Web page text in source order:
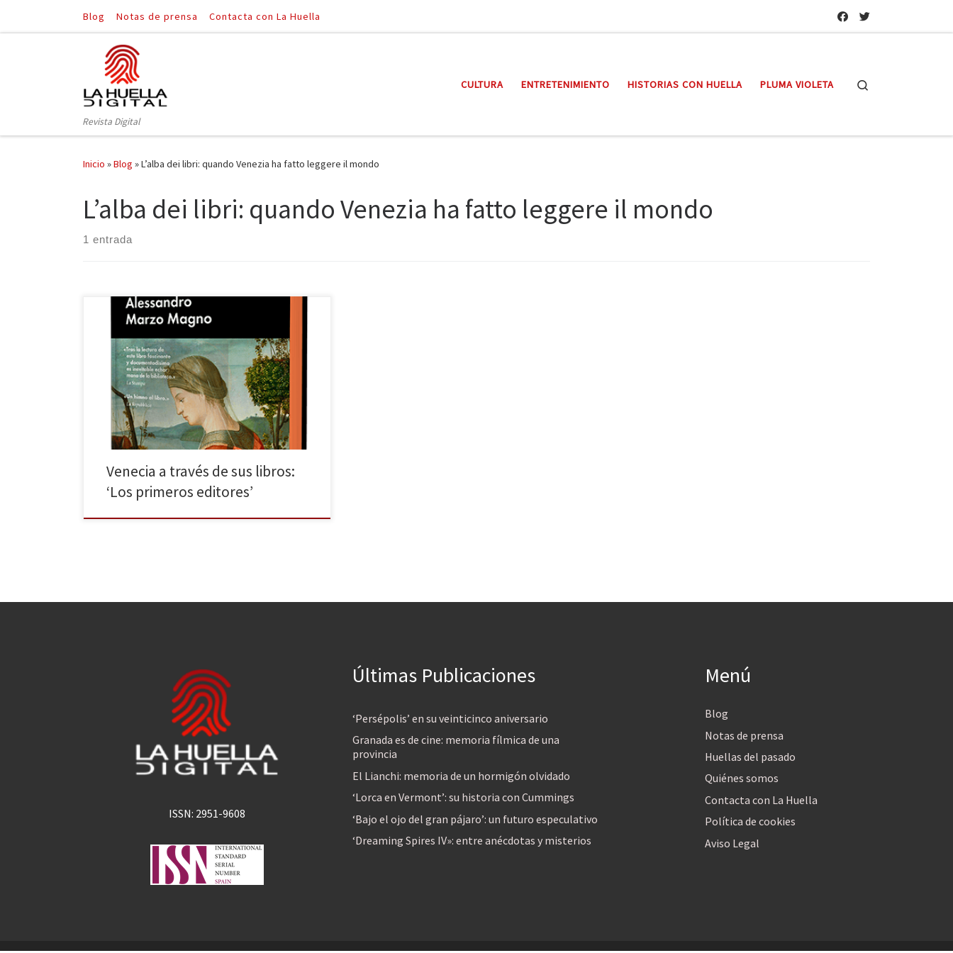
Saltar al contenido
Blog Notas de prensa Contacta con La Huella
Revista Digital
CULTURA ENTRETENIMIENTO HISTORIAS CON HUELLA PLUMA VIOLETA
Inicio »Blog »L’alba dei libri: quando Venezia ha fatto leggere il mondo
L’alba dei libri: quando Venezia ha fatto leggere il mondo
1 entrada
Hubo un tiempo en que la República de Venecia, la
Serenísima, era una de las mayores potencias de
Europa, y a su ciudad acudían gentes de todas las
regiones conocidas. Eje entre oriente y occidente,
Venecia destacó por un sistema comercial amplio y
eficiente y una libertad de pensamiento poco […]
Venecia a través de sus libros:
‘Los primeros editores’
ISSN: 2951-9608
Últimas Publicaciones
‘Persépolis’ en su veinticinco aniversario
Granada es de cine: memoria fílmica de una
provincia
El Lianchi: memoria de un hormigón olvidado
‘Lorca en Vermont’: su historia con Cummings
‘Bajo el ojo del gran pájaro’: un futuro especulativo
‘Dreaming Spires IV»: entre anécdotas y misterios
Menú
Blog
Notas de prensa
Huellas del pasado
Quiénes somos
Contacta con La Huella
Política de cookies
Aviso Legal